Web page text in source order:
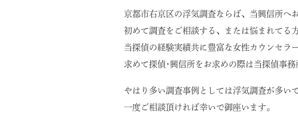
京都市右京区の浮気調査ならば、当興信所へ
初めて調査をご相談する、または悩まれてる
当探偵の経験実績共に豊富な女性カウンセラ
求めて探偵･興信所をお求めの際は当探偵事務
やはり多い調査事例としては浮気調査が多いで
一度ご相談頂ければ幸いで御座います。